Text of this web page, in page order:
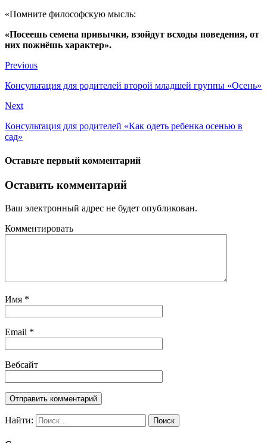
«Помните философскую мысль:
«Посеешь семена привычки, взойдут всходы поведения, от
них пожнёшь характер».
Previous
Консультация для родителей второй младшей группы «Осень»
Next
Консультация для родителей «Как одеть ребенка осенью в
сад»
Оставьте первый комментарий
Оставить комментарий
Ваш электронный адрес не будет опубликован.
Комментировать
Имя *
Email *
Вебсайт
Найти: